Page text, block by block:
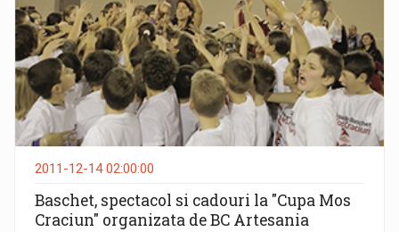
2011-12-14 02:00:00
Baschet, spectacol si cadouri la "Cupa Mos
Craciun" organizata de BC Artesania